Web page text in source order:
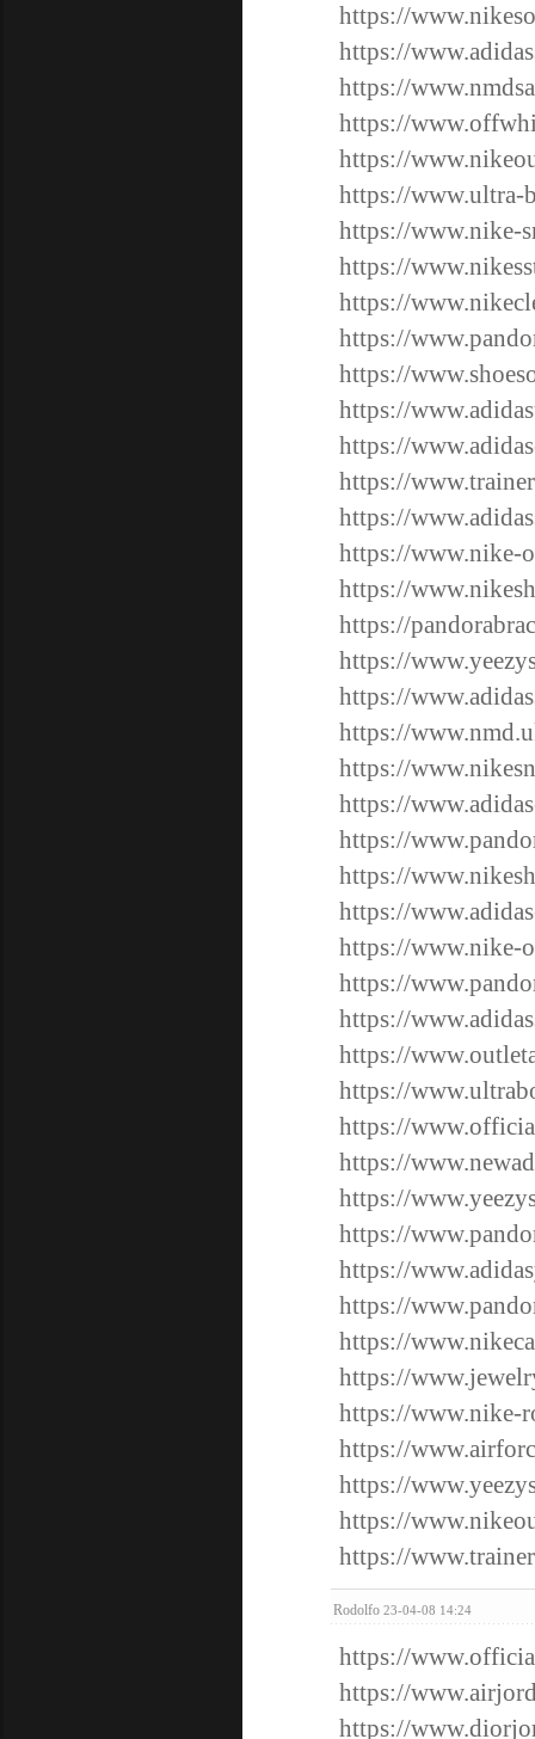
https://
https://
https://
https://
https://
https://www.ultra-
https://www.nike-
https://
https://
https://
https://
https://
https://
https://
https://
https://www.nike-
https://
https://
https://
https://
https://
https://
https://
https://
https://
https://
https://www.nike-
https://
https://
https://
https://
https://
https://
https://
https://
https://
https://
https://
https://
https://www.nike-
https://
https://
https://
https://
Rodolfo 23-04-08 14:24
https://
https://
https://